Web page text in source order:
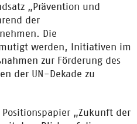
„Prävention und
der
Die
werden, Initiativen im
zur Förderung des
der UN-Dekade zu
„Zukunft der